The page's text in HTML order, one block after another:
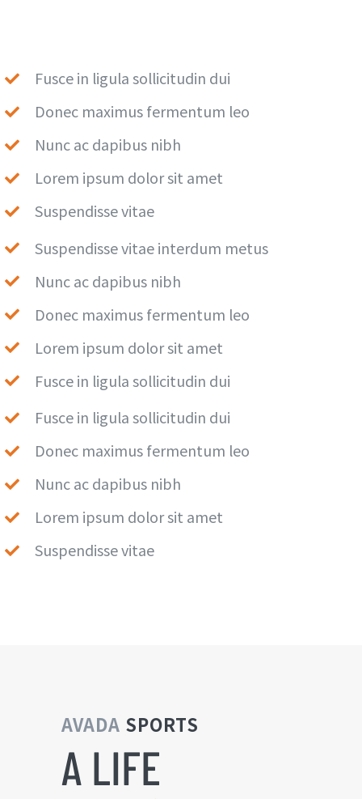
Fusce in ligula sollicitudin dui
Donec maximus fermentum leo
Nunc ac dapibus nibh
Lorem ipsum dolor sit amet
Suspendisse vitae
Suspendisse vitae interdum metus
Nunc ac dapibus nibh
Donec maximus fermentum leo
Lorem ipsum dolor sit amet
Fusce in ligula sollicitudin dui
Fusce in ligula sollicitudin dui
Donec maximus fermentum leo
Nunc ac dapibus nibh
Lorem ipsum dolor sit amet
Suspendisse vitae
AVADA SPORTS
A LIFE